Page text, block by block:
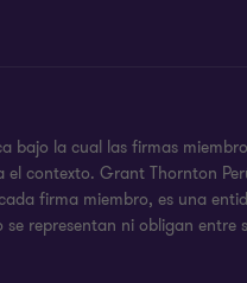
bajo la cual las firmas
contexto. Grant Thornton
firma miembro, es una
representan ni obligan entre